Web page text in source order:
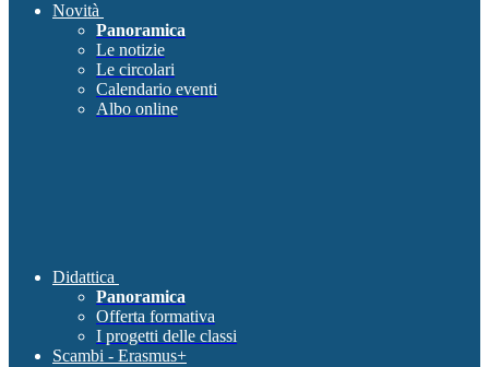
Novità
Panoramica
Le notizie
Le circolari
Calendario eventi
Albo online
Didattica
Panoramica
Offerta formativa
I progetti delle classi
Scambi - Erasmus+